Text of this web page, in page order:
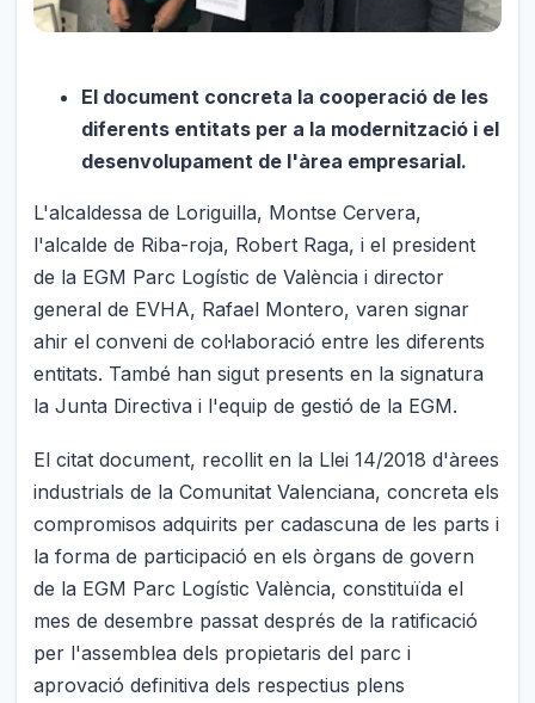
El document concreta la cooperació de les
diferents entitats per a la modernització i el
desenvolupament de l'àrea empresarial.
L'alcaldessa de Loriguilla, Montse Cervera,
l'alcalde de Riba-roja, Robert Raga, i el president
de la EGM Parc Logístic de València i director
general de EVHA, Rafael Montero, varen signar
ahir el conveni de col·laboració entre les diferents
entitats. També han sigut presents en la signatura
la Junta Directiva i l'equip de gestió de la EGM.
El citat document, recollit en la Llei 14/2018 d'àrees
industrials de la Comunitat Valenciana, concreta els
compromisos adquirits per cadascuna de les parts i
la forma de participació en els òrgans de govern
de la EGM Parc Logístic València, constituïda el
mes de desembre passat després de la ratificació
per l'assemblea dels propietaris del parc i
aprovació definitiva dels respectius plens